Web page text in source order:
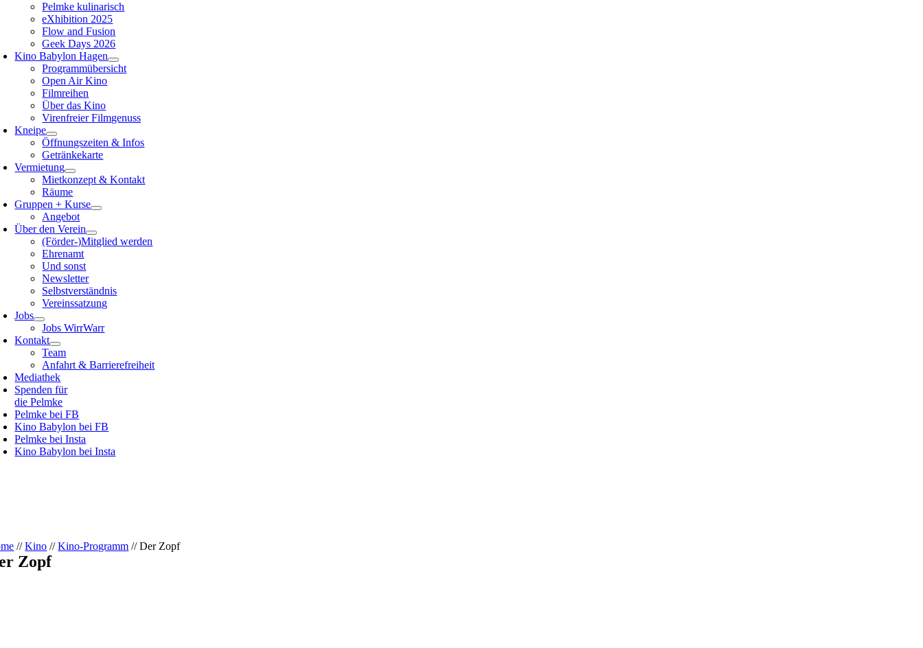
Pelmke kulinarisch
eXhibition 2025
Flow and Fusion
Geek Days 2026
Kino Babylon Hagen
Programmübersicht
Open Air Kino
Filmreihen
Über das Kino
Virenfreier Filmgenuss
Kneipe
Öffnungszeiten & Infos
Getränkekarte
Vermietung
Mietkonzept & Kontakt
Räume
Gruppen + Kurse
Angebot
Über den Verein
(Förder-)Mitglied werden
Ehrenamt
Und sonst
Newsletter
Selbstverständnis
Vereinssatzung
Jobs
Jobs WirrWarr
Kontakt
Team
Anfahrt & Barrierefreiheit
Mediathek
Spenden für
die Pelmke
Pelmke bei FB
Kino Babylon bei FB
Pelmke bei Insta
Kino Babylon bei Insta
//Kino //Kino-Programm // Der Zopf
Zopf